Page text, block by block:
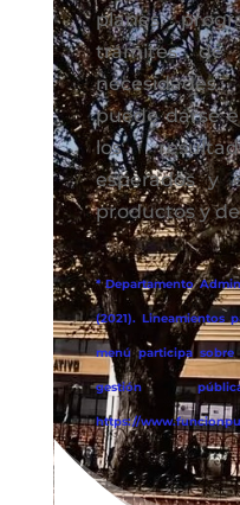
planes,
trámites de
puede darse
los
esperados y
productos y
* Departamento
(2021). Lineamientos
menú participa
gestión
https://